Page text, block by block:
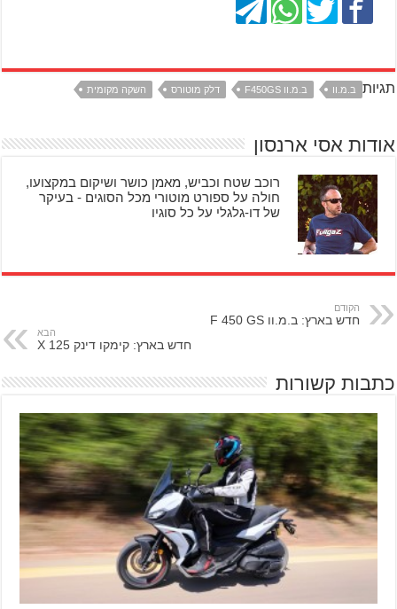
תגיות ב.מ.וו ב.מ.וו F450GS דלק מוטורס השקה מקומית
אודות אסי ארנסון
רוכב שטח וכביש, מאמן כושר ושיקום במקצועו,
חולה על ספורט מוטורי מכל הסוגים - בעיקר
של דו-גלגלי על כל סוגיו
הקודם
חדש בארץ: ב.מ.וו F 450 GS
הבא
חדש בארץ: קימקו דינק 125 X
כתבות קשורות